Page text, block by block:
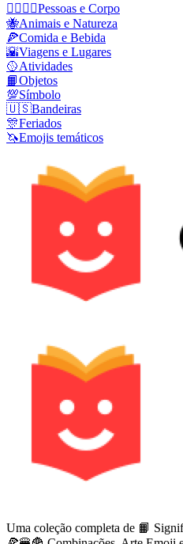
👩‍❤️‍💋‍👨Pessoas e Corpo
🐝Animais e Natureza
🍕Comida e Bebida
🌇Viagens e Lugares
🥎Atividades
📙Objetos
💯Símbolo
🇺🇸Bandeiras
🎊Feriados
🦄Emojis temáticos
Uma coleção completa de 📙